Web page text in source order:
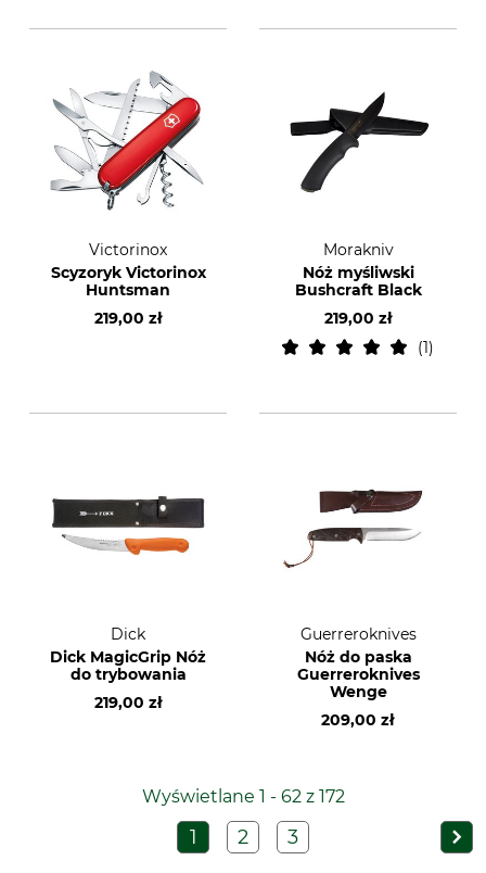
Victorinox
Scyzoryk Victorinox
Huntsman
219,00 zł
Morakniv
Nóż myśliwski
Bushcraft Black
219,00 zł
1
Dick
Dick MagicGrip Nóż
do trybowania
219,00 zł
Guerreroknives
Nóż do paska
Guerreroknives
Wenge
209,00 zł
Wyświetlane 1 - 62 z 172
1 2 3